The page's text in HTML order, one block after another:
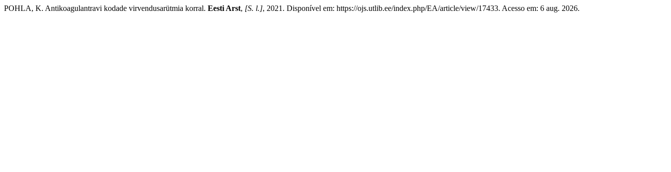
POHLA, K. Antikoagulantravi kodade virvendusarütmia korral. Eesti Arst, [S. l.], 2021. Disponível em: https://ojs.utlib.ee/index.php/EA/article/view/17433. Acesso em: 6 aug. 2026.